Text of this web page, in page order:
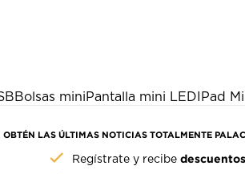
Bolsas miniPantalla mini LED IPad
OBTÉN LAS ÚLTIMAS NOTICIAS TOTALMENTE
Regístrate y recibe